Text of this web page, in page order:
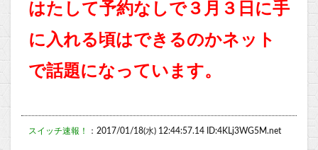
はたして予約なしで３月３日に手
に入れる頃はできるのかネット
で話題になっています。
スイッチ速報！ ：2017/01/18(水) 12:44:57.14 ID:4KLj3WG5M.net